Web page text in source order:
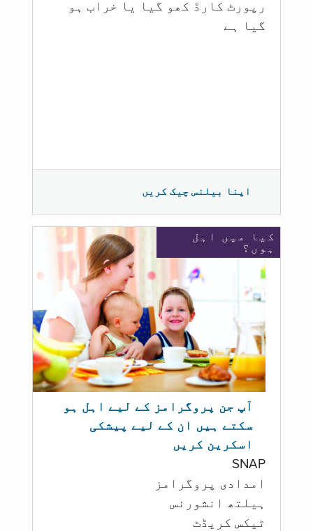
رپورٹ کارڈ کھو گیا یا خراب ہو
گيا ہے
اپنا بیلنس چیک کریں
کیا میں اہل
ہوں؟
آپ جن پروگرامز کے لیے اہل ہو
سکتے ہیں ان کے لیے پیشکی
اسکرین کریں
SNAP
امدادی پروگرامز
‏ہیلتھ انشورنس
ٹیکس کریڈٹ